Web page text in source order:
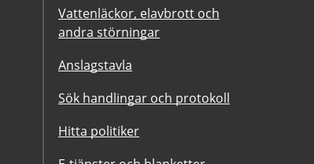
Vattenläckor, elavbrott och
andra störningar
Anslagstavla
Sök handlingar och protokoll
Hitta politiker